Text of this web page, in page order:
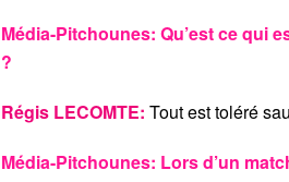
Média-Pitchounes: Qu’est ce qui
?
Régis LECOMTE: Tout est toléré
Média-Pitchounes: Lors d’un